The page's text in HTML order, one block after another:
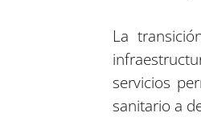
La
servicios
sanitario a